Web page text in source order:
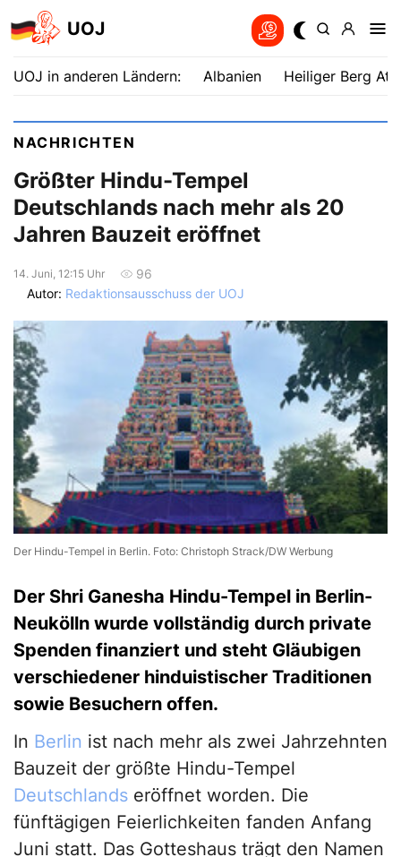
UOJ
UOJ in anderen Ländern: Albanien Heiliger Berg
NACHRICHTEN
Größter Hindu-Tempel
Deutschlands nach mehr als 20
Jahren Bauzeit eröffnet
14. Juni, 12:15 Uhr
96
Autor: Redaktionsausschuss der UOJ
Der Hindu-Tempel in Berlin. Foto: Christoph Strack/DW Werbung
Der Shri Ganesha Hindu-Tempel in Berlin-
Neukölln wurde vollständig durch private
Spenden finanziert und steht Gläubigen
verschiedener hinduistischer Traditionen
sowie Besuchern offen.
In Berlin ist nach mehr als zwei Jahrzehnten
Bauzeit der größte Hindu-Tempel
Deutschlands eröffnet worden. Die
fünftägigen Feierlichkeiten fanden Anfang
Juni statt. Das Gotteshaus trägt den Namen